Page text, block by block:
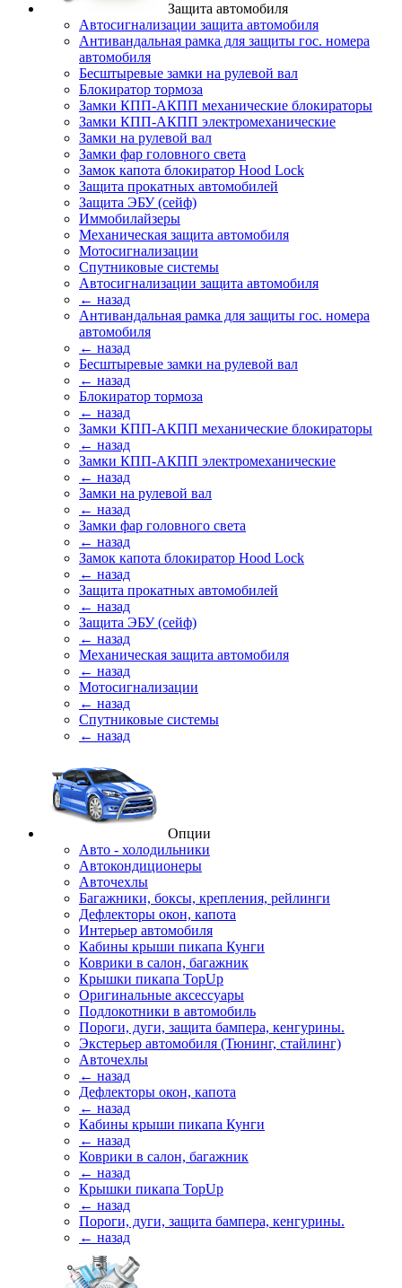
Защита автомобиля
Автосигнализации защита автомобиля
Антивандальная рамка для защиты гос. номера
автомобиля
Бесштыревые замки на рулевой вал
Блокиратор тормоза
Замки КПП-АКПП механические блокираторы
Замки КПП-АКПП электромеханические
Замки на рулевой вал
Замки фар головного света
Замок капота блокиратор Hood Lock
Защита прокатных автомобилей
Защита ЭБУ (сейф)
Иммобилайзеры
Механическая защита автомобиля
Мотосигнализации
Спутниковые системы
Автосигнализации защита автомобиля
← назад
Антивандальная рамка для защиты гос. номера
автомобиля
← назад
Бесштыревые замки на рулевой вал
← назад
Блокиратор тормоза
← назад
Замки КПП-АКПП механические блокираторы
← назад
Замки КПП-АКПП электромеханические
← назад
Замки на рулевой вал
← назад
Замки фар головного света
← назад
Замок капота блокиратор Hood Lock
← назад
Защита прокатных автомобилей
← назад
Защита ЭБУ (сейф)
← назад
Механическая защита автомобиля
← назад
Мотосигнализации
← назад
Спутниковые системы
← назад
Опции
Авто - холодильники
Автокондиционеры
Авточехлы
Багажники, боксы, крепления, рейлинги
Дефлекторы окон, капота
Интерьер автомобиля
Кабины крыши пикапа Кунги
Коврики в салон, багажник
Крышки пикапа TopUp
Оригинальные аксессуары
Подлокотники в автомобиль
Пороги, дуги, защита бампера, кенгурины.
Экстерьер автомобиля (Тюнинг, стайлинг)
Авточехлы
← назад
Дефлекторы окон, капота
← назад
Кабины крыши пикапа Кунги
← назад
Коврики в салон, багажник
← назад
Крышки пикапа TopUp
← назад
Пороги, дуги, защита бампера, кенгурины.
← назад